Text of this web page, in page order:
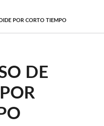
POR CORTO TIEMPO
DE